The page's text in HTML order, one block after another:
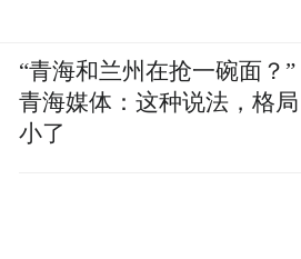
“青海和兰州在抢一碗面？”
青海媒体：这种说法，格局
小了